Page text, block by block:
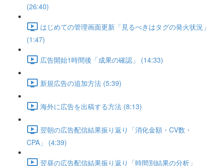
(26:40)
はじめての管理画面更新「見るべきはタグの発火状況」
(1:47)
広告開始1時間後「成果の確認」 (14:33)
新規広告の追加方法 (5:39)
海外に広告を出稿する方法 (8:13)
翌朝の広告配信結果振り返り「消化金額・CV数・
CPA」 (4:39)
翌昼の広告配信結果振り返り「時間別結果の分析」